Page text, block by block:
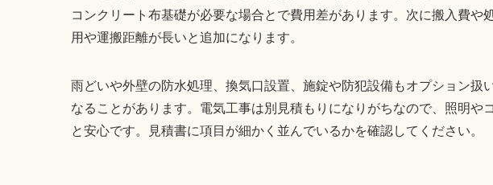
コンクリート布基礎が必要な場合とで費用差があります。次に搬入費や
用や運搬距離が長いと追加になります。
雨どいや外壁の防水処理、換気口設置、施錠や防犯設備もオプション扱
なることがあります。電気工事は別見積もりになりがちなので、照明や
と安心です。見積書に項目が細かく並んでいるかを確認してください。